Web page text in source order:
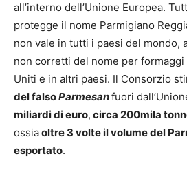
all’interno dell’Unione Europea.
protegge il nome Parmigiano
non vale in tutti i paesi del mondo,
non corretti del nome per
Uniti e in altri paesi. Il Consorzio
del falsoParmesanfuori
miliardi di euro, circa 200mila
ossiaoltre 3 volte il volume del
esportato.